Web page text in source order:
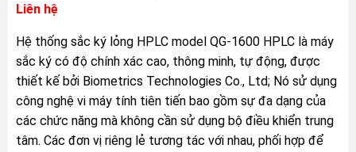
Liên hệ
Hệ thống sắc ký lỏng HPLC model QG-1600 HPLC là máy
sắc ký có độ chính xác cao, thông minh, tự động, được
thiết kế bởi Biometrics Technologies Co., Ltd; Nó sử dụng
công nghệ vi máy tính tiên tiến bao gồm sự đa dạng của
các chức năng mà không cần sử dụng bộ điều khiển trung
tâm. Các đơn vị riêng lẻ tương tác với nhau, phối hợp để